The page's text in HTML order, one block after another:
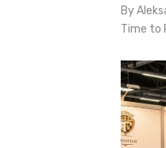
By
Time to